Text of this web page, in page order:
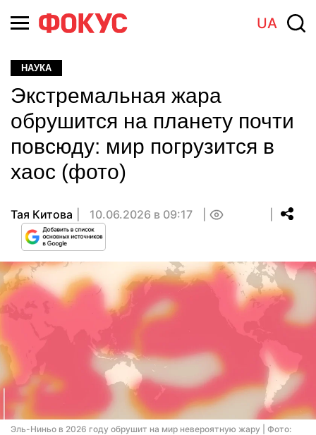
UA
НАУКА
Экстремальная жара
обрушится на планету почти
повсюду: мир погрузится в
хаос (фото)
Тая Китова 10.06.2026 в 09:17
Эль-Ниньо в 2026 году обрушит на мир невероятную жару | Фото: